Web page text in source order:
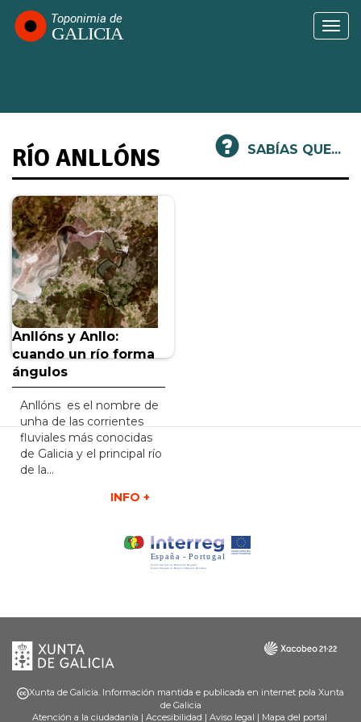
Pasar
contenido
SABÍAS QUE...
RÍO ANLLÓNS
Anllóns y Anllo:
cuando un río forma
ángulos
Anllóns es el nombre de
unha de las corrientes
fluviales más conocidas
de Galicia y el principal río
de la...
INFO +
Xunta
de
Galicia
Galicia
Xunta de Galicia. Información mantida e publicada en internet pola Xunta
de Galicia
Atención a la ciudadanía | Accesibilidad | Aviso legal | Mapa del portal